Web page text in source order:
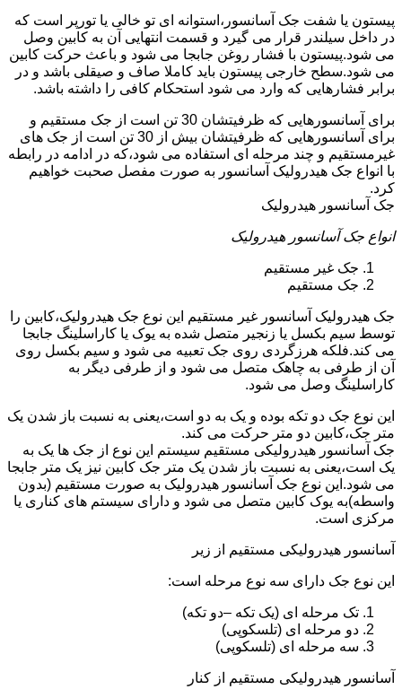
پیستون یا شفت جک آسانسور،استوانه ای تو خالی یا تورپر است که
در داخل سیلندر قرار می گیرد و قسمت انتهایی آن به کابین وصل
می شود.پیستون با فشار روغن جابجا می شود و باعث حرکت کابین
می شود.سطح خارجی پیستون باید کاملا صاف و صیقلی باشد و در
برابر فشارهایی که وارد می شود استحکام کافی را داشته باشد.
برای آسانسورهایی که ظرفیتشان 30 تن است از جک مستقیم و
برای آسانسورهایی که ظرفیتشان بیش از 30 تن است از جک های
غیرمستقیم و چند مرحله ای استفاده می شود،که در ادامه در رابطه
با انواع جک هیدرولیک آسانسور به صورت مفصل صحبت خواهیم
کرد.
جک آسانسور هیدرولیک
انواع جک آسانسور هیدرولیک
جک غیر مستقیم
جک مستقیم
جک هیدرولیک آسانسور غیر مستقیم این نوع جک هیدرولیک،کابین را
توسط سیم بکسل یا زنجیر متصل شده به یوک یا کاراسلینگ جابجا
می کند.فلکه هرزگردی روی جک تعبیه می شود و سیم بکسل روی
آن از طرفی به چاهک متصل می شود و از طرفی دیگر به
کاراسلینگ وصل می شود.
این نوع جک دو تکه بوده و یک به دو است،یعنی به نسبت باز شدن یک
متر جک،کابین دو متر حرکت می کند.
جک آسانسور هیدرولیکی مستقیم سیستم این نوع از جک ها یک به
یک است،یعنی به نسبت باز شدن یک متر جک کابین نیز یک متر جابجا
می شود.این نوع جک آسانسور هیدرولیک به صورت مستقیم (بدون
واسطه)به یوک کابین متصل می شود و دارای سیستم های کناری یا
مرکزی است.
آسانسور هیدرولیکی مستقیم از زیر
این نوع جک دارای سه نوع مرحله است:
تک مرحله ای (یک تکه –دو تکه)
دو مرحله ای (تلسکوپی)
سه مرحله ای (تلسکوپی)
آسانسور هیدرولیکی مستقیم از کنار